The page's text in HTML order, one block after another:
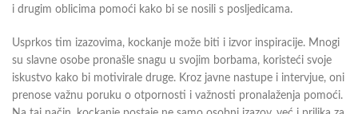
i drugim oblicima pomoći kako bi se nosili s posljedicama.
Usprkos tim izazovima, kockanje može biti i izvor inspiracije. Mnogi
su slavne osobe pronašle snagu u svojim borbama, koristeći svoje
iskustvo kako bi motivirale druge. Kroz javne nastupe i intervjue, oni
prenose važnu poruku o otpornosti i važnosti pronalaženja pomoći.